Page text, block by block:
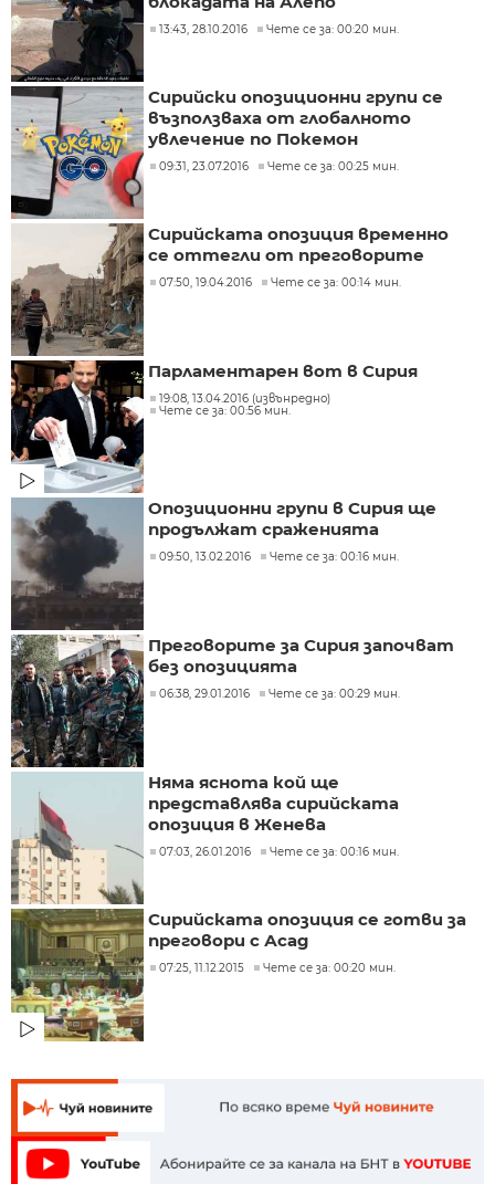
13:43, 28.10.2016 Чете се за: 00:20 мин.
Сирийски опозиционни групи се
възползваха от глобалното
увлечение по Покемон
09:31, 23.07.2016 Чете се за: 00:25 мин.
Сирийската опозиция временно
се оттегли от преговорите
07:50, 19.04.2016 Чете се за: 00:14 мин.
Парламентарен вот в Сирия
19:08, 13.04.2016 (извънредно)
Чете се за: 00:56 мин.
Опозиционни групи в Сирия ще
продължат сраженията
09:50, 13.02.2016 Чете се за: 00:16 мин.
Преговорите за Сирия започват
без опозицията
06:38, 29.01.2016 Чете се за: 00:29 мин.
Няма яснота кой ще
представлява сирийската
опозиция в Женева
07:03, 26.01.2016 Чете се за: 00:16 мин.
Сирийската опозиция се готви за
преговори с Асад
07:25, 11.12.2015 Чете се за: 00:20 мин.